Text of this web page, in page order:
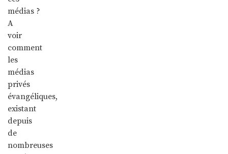
médias ?
A
voir
comment
les
médias
privés
évangéliques,
existant
depuis
de
nombreuses